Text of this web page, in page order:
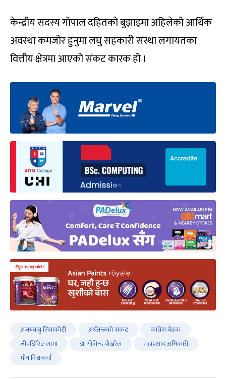
केन्द्रीय सदस्य गोपाल दहितको बुझाइमा अहिलेको आर्थिक
अवस्था कमजोर हुनुमा लघु सहकारी संस्था लगायतका
वित्तीय क्षेत्रमा आएको संकट कारक हो ।
अजयबाबु सिवाकोटी अर्थतन्त्रको संकट
कांग्रेस बैठक
जीपछिरिङ लामा
डा. गोविन्द पोखरेल
महाप्रसाद अधिकारी
मीन विश्वकर्मा